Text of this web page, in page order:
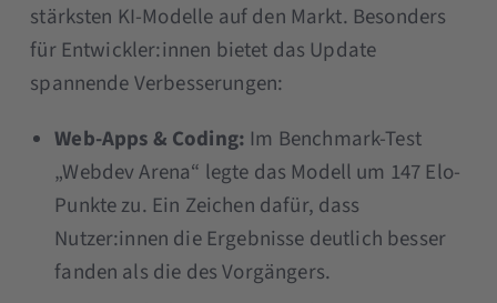
stärksten KI-Modelle auf den Markt. Besonders
für Entwickler:innen bietet das Update
spannende Verbesserungen:
Web-Apps & Coding: Im Benchmark-Test
„Webdev Arena“ legte das Modell um 147 Elo-
Punkte zu. Ein Zeichen dafür, dass
Nutzer:innen die Ergebnisse deutlich besser
fanden als die des Vorgängers.